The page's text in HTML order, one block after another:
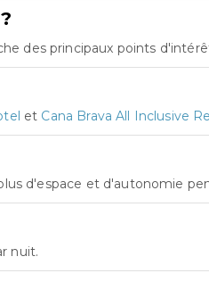
des principaux points
et Cana Brava All Inclusive
d'espace et d'autonomie
nuit.